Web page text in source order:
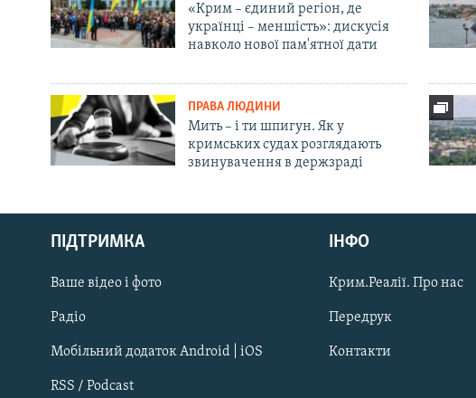
Русский
Qırımtatar
ДОЛУЧАЙСЯ!
«Крим – єдиний регіон, де
українці – меншість»: дискусія
навколо нової пам'ятної дати
ПРАВА ЛЮДИНИ
Мить – і ти шпигун. Як у
кримських судах розглядають
звинувачення в держзраді
ПІДТРИМКА
Ваше відео і фото
Радіо
Мобільний додаток Android | iOS
RSS / Podcast
ІНФО
Крим.Реалії. Про нас
Передрук
Контакти